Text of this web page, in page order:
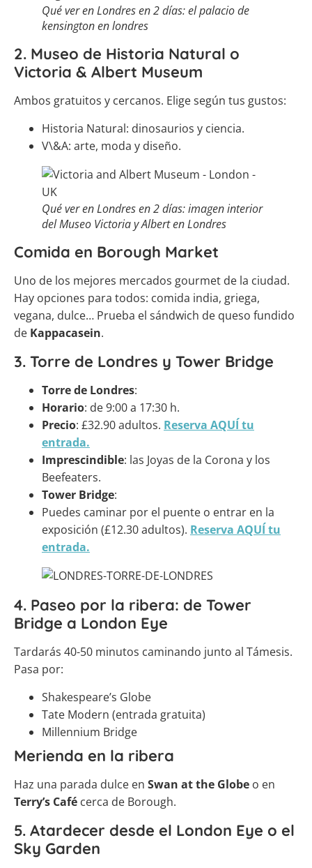
Qué ver en Londres en 2 días: el palacio de
kensington en londres
2. Museo de Historia Natural o
Victoria & Albert Museum
Ambos gratuitos y cercanos. Elige según tus gustos:
Historia Natural: dinosaurios y ciencia.
V\&A: arte, moda y diseño.
Qué ver en Londres en 2 días: imagen interior
del Museo Victoria y Albert en Londres
Comida en Borough Market
Uno de los mejores mercados gourmet de la ciudad.
Hay opciones para todos: comida india, griega,
vegana, dulce… Prueba el sándwich de queso fundido
de Kappacasein.
3. Torre de Londres y Tower Bridge
Torre de Londres:
Horario: de 9:00 a 17:30 h.
Precio: £32.90 adultos. Reserva AQUÍ tu
entrada.
Imprescindible: las Joyas de la Corona y los
Beefeaters.
Tower Bridge:
Puedes caminar por el puente o entrar en la
exposición (£12.30 adultos). Reserva AQUÍ tu
entrada.
4. Paseo por la ribera: de Tower
Bridge a London Eye
Tardarás 40-50 minutos caminando junto al Támesis.
Pasa por:
Shakespeare’s Globe
Tate Modern (entrada gratuita)
Millennium Bridge
Merienda en la ribera
Haz una parada dulce en Swan at the Globe o en
Terry’s Café cerca de Borough.
5. Atardecer desde el London Eye o el
Sky Garden